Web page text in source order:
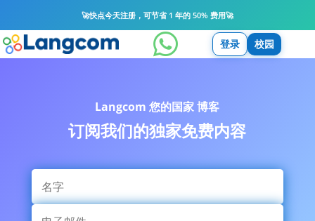
🚀快点今天注册，可节省 1 年的 50% 费用🚀
 登录 校园
Langcom您的国家博客
订阅我们的独家免费内容